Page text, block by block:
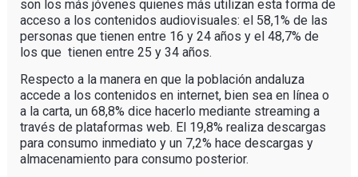
son los más jóvenes quienes más utilizan esta forma de
acceso a los contenidos audiovisuales: el 58,1% de las
personas que tienen entre 16 y 24 años y el 48,7% de
los que tienen entre 25 y 34 años.
Respecto a la manera en que la población andaluza
accede a los contenidos en internet, bien sea en línea o
a la carta, un 68,8% dice hacerlo mediante streaming a
través de plataformas web. El 19,8% realiza descargas
para consumo inmediato y un 7,2% hace descargas y
almacenamiento para consumo posterior.